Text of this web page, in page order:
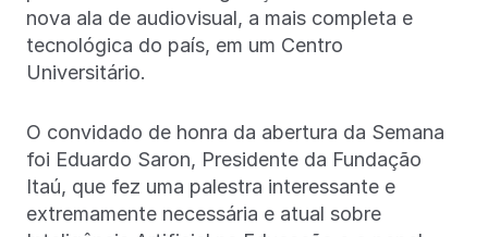
nova ala de audiovisual, a mais completa e
tecnológica do país, em um Centro
Universitário.
O convidado de honra da abertura da Semana
foi Eduardo Saron, Presidente da Fundação
Itaú, que fez uma palestra interessante e
extremamente necessária e atual sobre